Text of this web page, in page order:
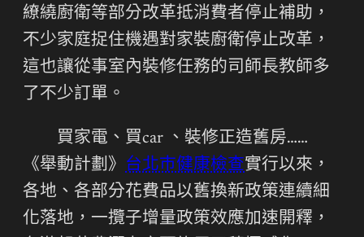
繚繞廚衛等部分改革抵消費者停止補助，
不少家庭捉住機遇對家裝廚衛停止改革，
這也讓從事室內裝修任務的司師長教師多
了不少訂單。
買家電、買car 、裝修正造舊房……
《舉動計劃》 台北巿健康檢查實行以來，
各地、各部分花費品以舊換新政策連續細
化落地，一攬子增量政策效應加速開釋，